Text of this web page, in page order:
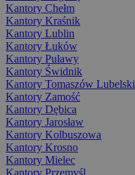
Kantory Chełm
Kantory Kraśnik
Kantory Lublin
Kantory Łuków
Kantory Puławy
Kantory Świdnik
Kantory Tomaszów Lubelski
Kantory Zamość
Kantory Dębica
Kantory Jarosław
Kantory Kolbuszowa
Kantory Krosno
Kantory Mielec
Kantory Przemyśl